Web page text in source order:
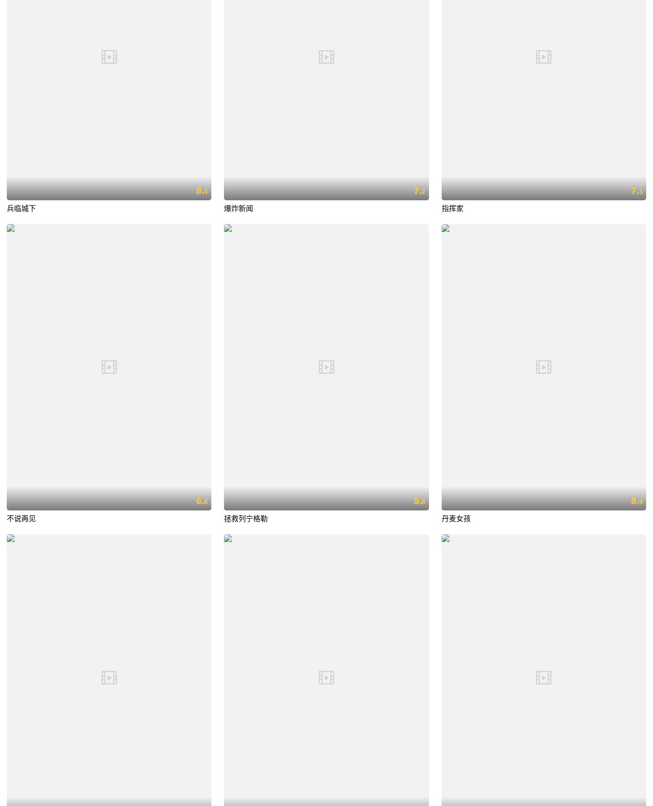
8.4
兵临城下
7.2
爆炸新闻
7.3
指挥家
6.8
不说再见
5.8
拯救列宁格勒
8.4
丹麦女孩